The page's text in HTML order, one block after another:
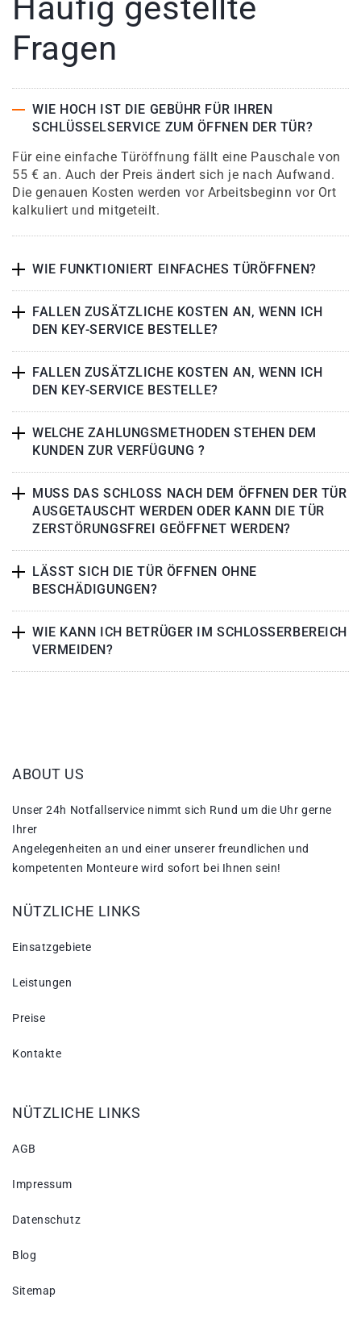
Fragen
WIE HOCH IST DIE GEBÜHR FÜR IHREN
SCHLÜSSELSERVICE ZUM ÖFFNEN DER TÜR?
Für eine einfache Türöffnung fällt eine Pauschale von
55 € an. Auch der Preis ändert sich je nach Aufwand.
Die genauen Kosten werden vor Arbeitsbeginn vor Ort
kalkuliert und mitgeteilt.
WIE FUNKTIONIERT EINFACHES TÜRÖFFNEN?
FALLEN ZUSÄTZLICHE KOSTEN AN, WENN ICH
DEN KEY-SERVICE BESTELLE?
FALLEN ZUSÄTZLICHE KOSTEN AN, WENN ICH
DEN KEY-SERVICE BESTELLE?
WELCHE ZAHLUNGSMETHODEN STEHEN DEM
KUNDEN ZUR VERFÜGUNG ?
MUSS DAS SCHLOSS NACH DEM ÖFFNEN DER TÜR
AUSGETAUSCHT WERDEN ODER KANN DIE TÜR
ZERSTÖRUNGSFREI GEÖFFNET WERDEN?
LÄSST SICH DIE TÜR ÖFFNEN OHNE
BESCHÄDIGUNGEN?
WIE KANN ICH BETRÜGER IM SCHLOSSERBEREICH
VERMEIDEN?
ABOUT US
Unser 24h Notfallservice nimmt sich Rund um die Uhr gerne
Ihrer
Angelegenheiten an und einer unserer freundlichen und
kompetenten Monteure wird sofort bei Ihnen sein!
NÜTZLICHE LINKS
Einsatzgebiete
Leistungen
Preise
Kontakte
NÜTZLICHE LINKS
AGB
Impressum
Datenschutz
Blog
Sitemap